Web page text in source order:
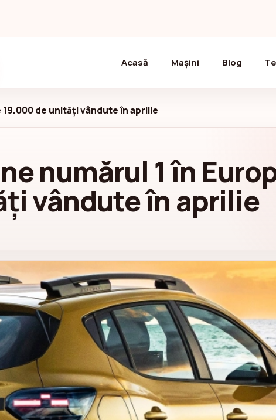
Acasă (current)
Mașini Blog
19.000 de unități vândute în aprilie
numărul 1 în
vândute în aprilie